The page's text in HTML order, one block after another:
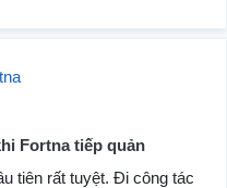
Fortna tiếp quản
tiên rất tuyệt. Đi công tác